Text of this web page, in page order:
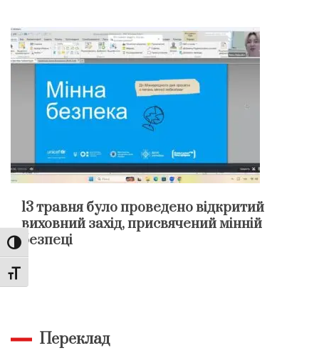
Toggle High Contrast
Toggle Font size
13 травня було проведено відкритий
виховний захід, присвячений мінній
безпеці
Переклад